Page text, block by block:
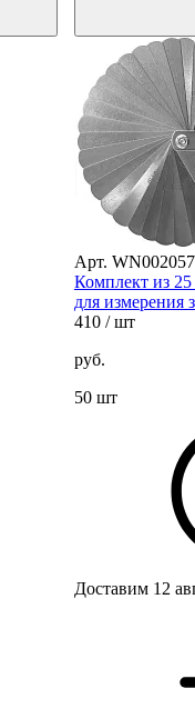
Арт.
Комплект из
для измерения
410 / шт
руб.
50 шт
Доставим 12